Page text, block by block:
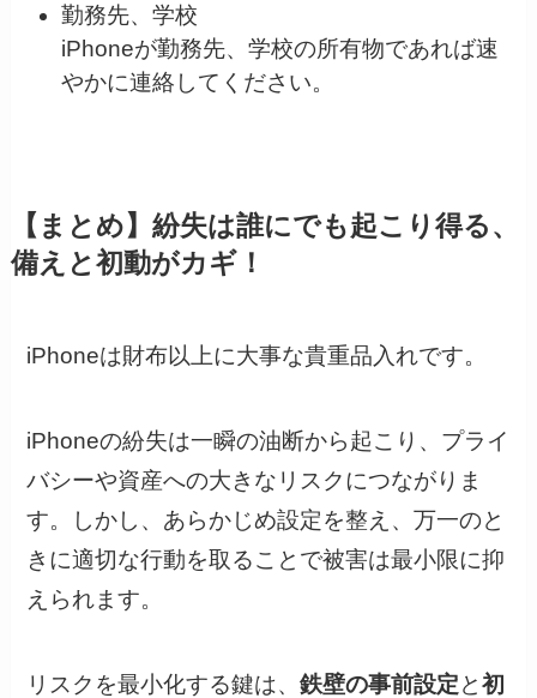
勤務先、学校
iPhoneが勤務先、学校の所有物であれば速
やかに連絡してください。
【まとめ】紛失は誰にでも起こり得る、
備えと初動がカギ！
iPhoneは財布以上に大事な貴重品入れです。
iPhoneの紛失は一瞬の油断から起こり、プライ
バシーや資産への大きなリスクにつながりま
す。しかし、あらかじめ設定を整え、万一のと
きに適切な行動を取ることで被害は最小限に抑
えられます。
リスクを最小化する鍵は、鉄壁の事前設定と初